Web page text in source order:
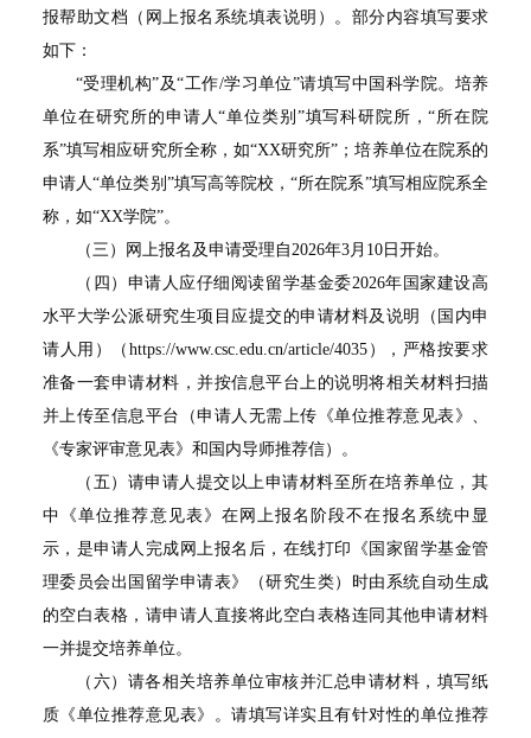
报帮助文档（网上报名系统填表说明）。部分内容填写要求
如下：
“受理机构”及“工作/学习单位”请填写中国科学院。培养
单位在研究所的申请人“单位类别”填写科研院所，“所在院
系”填写相应研究所全称，如“XX研究所”；培养单位在院系的
申请人“单位类别”填写高等院校，“所在院系”填写相应院系全
称，如“XX学院”。
（三）网上报名及申请受理自2026年3月10日开始。
（四）申请人应仔细阅读留学基金委2026年国家建设高
水平大学公派研究生项目应提交的申请材料及说明（国内申
请人用）（https://www.csc.edu.cn/article/4035），严格按要求
准备一套申请材料，并按信息平台上的说明将相关材料扫描
并上传至信息平台（申请人无需上传《单位推荐意见表》、
《专家评审意见表》和国内导师推荐信）。
（五）请申请人提交以上申请材料至所在培养单位，其
中《单位推荐意见表》在网上报名阶段不在报名系统中显
示，是申请人完成网上报名后，在线打印《国家留学基金管
理委员会出国留学申请表》（研究生类）时由系统自动生成
的空白表格，请申请人直接将此空白表格连同其他申请材料
一并提交培养单位。
（六）请各相关培养单位审核并汇总申请材料，填写纸
质《单位推荐意见表》。请填写详实且有针对性的单位推荐